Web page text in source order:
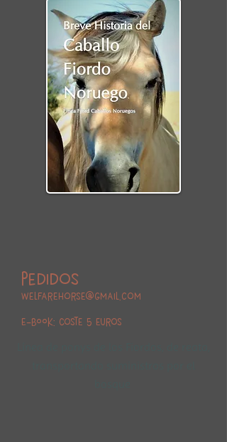
pedidos
welfarehorse@gmail.com
E-BOOK: Coste 5 euros